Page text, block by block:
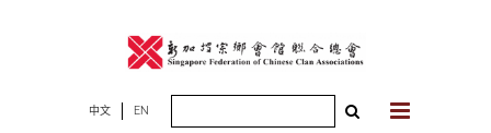
中文 EN